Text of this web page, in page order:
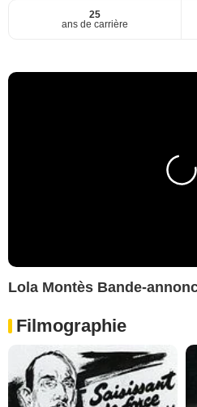
25
ans de carrière
Lola Montès Bande-
Filmographie